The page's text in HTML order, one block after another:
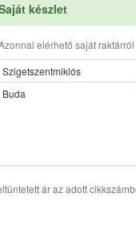
készlet
elérhető saját raktárról
Szigetszentmiklós
Buda
ár az adott